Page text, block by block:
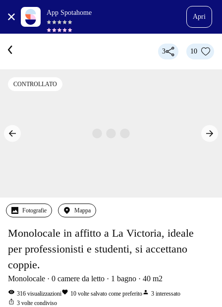
App Spotahome
Apri
3 10
CONTROLLATO
Fotografie Mappa
Monolocale in affitto a La Victoria, ideale
per professionisti e studenti, si accettano
coppie.
Monolocale 0 camere da letto 1 bagno 40 m2
visibility 316 visualizzazionifavorite 10 volte salvato come preferitoperson 3 interessato
ios_share 3 volte condiviso